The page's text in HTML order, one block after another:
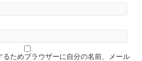
るためブラウザーに自分の名前、メール